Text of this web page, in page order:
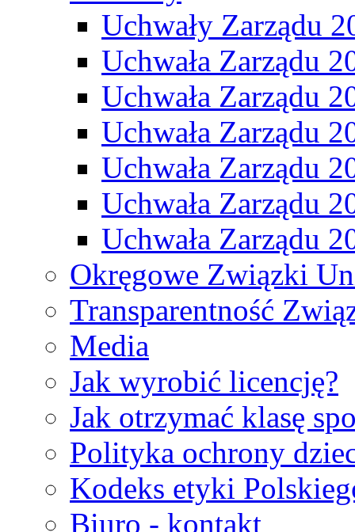
Uchwały Zarządu
Uchwała Zarządu
Uchwała Zarządu
Uchwała Zarządu
Uchwała Zarządu
Uchwała Zarządu
Uchwała Zarządu
Okręgowe Związki
Transparentność
Media
Jak wyrobić licencję?
Jak otrzymać klasę
Polityka ochrony
Kodeks etyki
Biuro - kontakt